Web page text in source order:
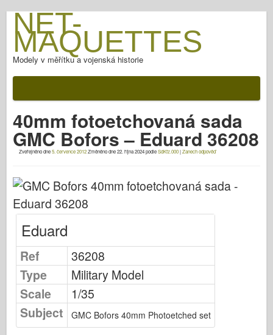
NET-
MAQUETTES
Modely v měřítku a vojenská historie
Po bitvě
Zbraně AFV
Spojenecká osa
Pancíř v profilu
Concord
Nový Předvoj
Modelování Osprey
Publikování Osprey
Signál letky
Tankpower
40mm fotoetchovaná sada
GMC Bofors – Eduard 36208
Zveřejněno dne5. července 2012Změněno dne22. října 2024podleSdKfz.000|Zanech odpověď
Eduard
Ref
36208
Type
Military Model
Scale
1/35
Subject
GMC Bofors 40mm Photoetched set